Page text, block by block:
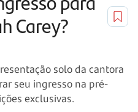
Carey?
solo da cantora
seu ingresso na pré-
exclusivas.